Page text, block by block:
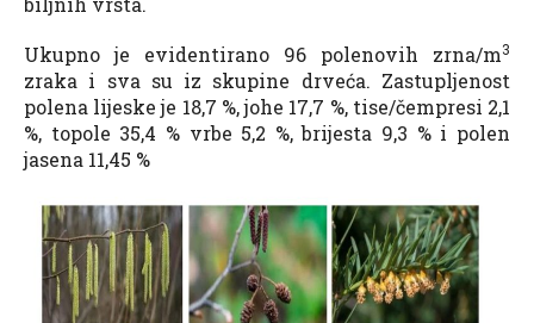
Ukupno je evidentirano 96 polenovih zrna/m3
zraka i sva su iz skupine drveća. Zastupljenost
polena lijeske je 18,7 %, johe 17,7 %, tise/čempresi 2,1
%, topole 35,4 % vrbe 5,2 %, brijesta 9,3 % i polen
jasena 11,45 %